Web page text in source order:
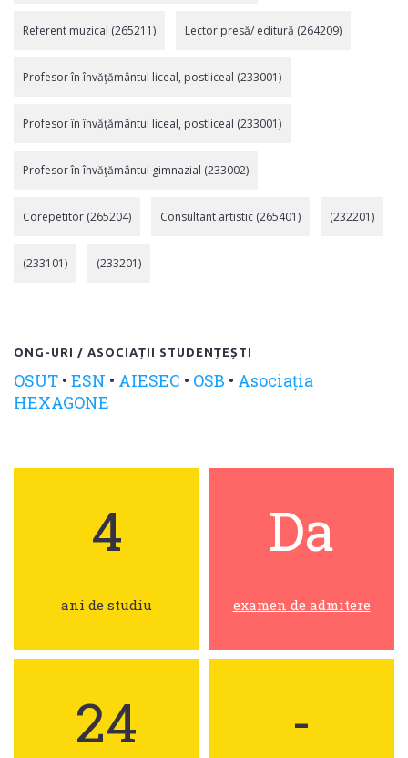
Referent muzical (265211) Lector presă/ editură (264209)
Profesor în învăţământul liceal, postliceal (233001)
Profesor în învăţământul liceal, postliceal (233001)
Profesor în învăţământul gimnazial (233002)
Corepetitor (265204) Consultant artistic (265401) (232201)
(233101) (233201)
ONG-URI / ASOCIAȚII STUDENȚEȘTI
OSUT • ESN • AIESEC • OSB • Asociația
HEXAGONE
4
ani de studiu
Da
examen de admitere
24 -